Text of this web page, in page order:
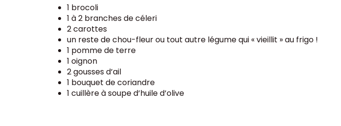
1 brocoli
1 à 2 branches de céleri
2 carottes
un reste de chou-fleur ou tout autre légume qui « vieillit » au frigo !
1 pomme de terre
1 oignon
2 gousses d’ail
1 bouquet de coriandre
1 cuillère à soupe d’huile d’olive